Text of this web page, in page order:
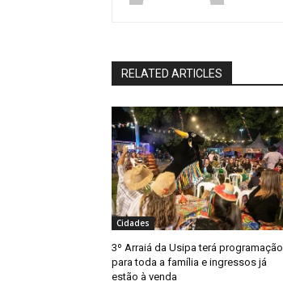
RELATED ARTICLES
Cidades
3º Arraiá da Usipa terá programação
para toda a família e ingressos já
estão à venda